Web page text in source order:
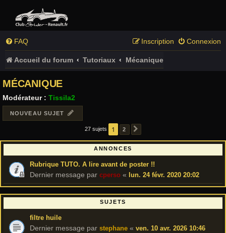
FAQ Connexion
Inscription
Accueil du forum Tutoriaux Mécanique
MÉCANIQUE
Modérateur : Tissila2
NOUVEAU SUJET
27 sujets 1 2
ANNONCES
Rubrique TUTO. A lire avant de poster !!
Dernier message par cperso « lun. 24 févr. 2020 20:02
SUJETS
filtre huile
Dernier message par stephane « ven. 10 avr. 2026 10:46